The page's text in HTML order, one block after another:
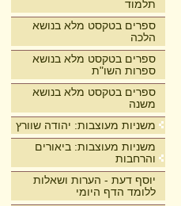
תלמוד
ספרים בטקסט מלא בנושא
הלכה
ספרים בטקסט מלא בנושא
ספרות השו"ת
ספרים בטקסט מלא בנושא
משנה
משניות מעוצבות: יהודה שוורץ
משניות מעוצבות: ביאורים
והרחבות
יוסף דעת - הערות ושאלות
ללומד הדף היומי